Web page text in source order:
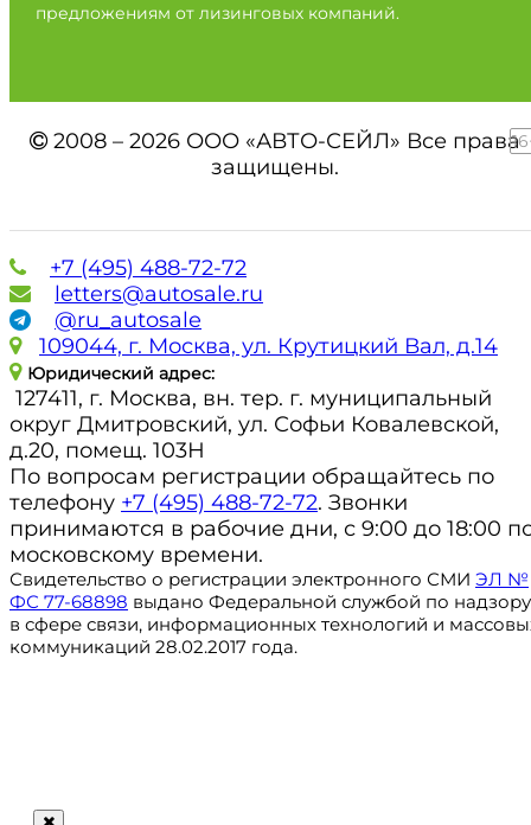
предложениям от лизинговых компаний.
2008 – 2026 ООО «АВТО-СЕЙЛ» Все права
защищены.
+7 (495) 488-72-72
letters@autosale.ru
@ru_autosale
109044, г. Москва, ул. Крутицкий Вал, д.14
Юридический адрес:
127411, г. Москва, вн. тер. г. муниципальный
округ Дмитровский, ул. Софьи Ковалевской,
д.20, помещ. 103Н
По вопросам регистрации обращайтесь по
телефону +7 (495) 488-72-72. Звонки
принимаются в рабочие дни, с 9:00 до 18:00
московскому времени.
Свидетельство о регистрации электронного СМИ ЭЛ №
ФС 77-68898 выдано Федеральной службой по надзору
в сфере связи, информационных технологий и
коммуникаций 28.02.2017 года.